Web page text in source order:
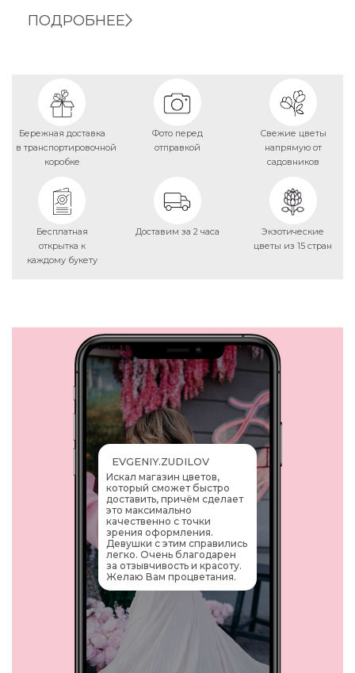
ПОДРОБНЕЕ
Бережная доставка
в транспортировочной
коробке
Фото перед
отправкой
Свежие цветы
напрямую от
садовников
Бесплатная
открытка к
каждому букету
Доставим за 2 часа
Экзотические
цветы из 15 стран
EVGENIY.ZUDILOV
Искал магазин цветов,
который сможет быстро
доставить, причём сделает
это максимально
качественно с точки
зрения оформления.
Девушки с этим справились
легко. Очень благодарен
за отзывчивость и красоту.
Желаю Вам процветания.